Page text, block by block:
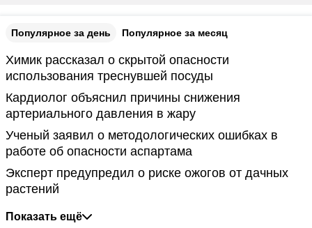
Популярное за день Популярное за месяц
Химик рассказал о скрытой опасности
использования треснувшей посуды
Кардиолог объяснил причины снижения
артериального давления в жару
Ученый заявил о методологических ошибках в
работе об опасности аспартама
Эксперт предупредил о риске ожогов от дачных
растений
Показать ещё